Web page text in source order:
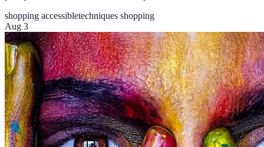
shopping accessibletechniques shopping
Aug 3